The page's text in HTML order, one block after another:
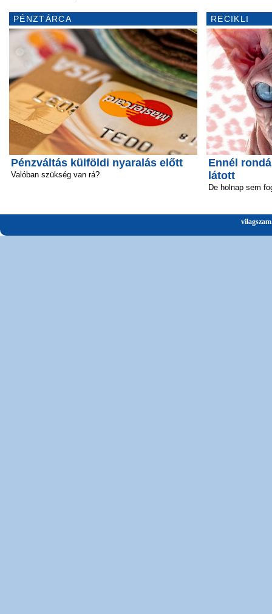
PÉNZTÁRCA
Pénzváltás külföldi nyaralás előtt
Valóban szükség van rá?
RECIKLI
Ennél
látott
De holnap sem